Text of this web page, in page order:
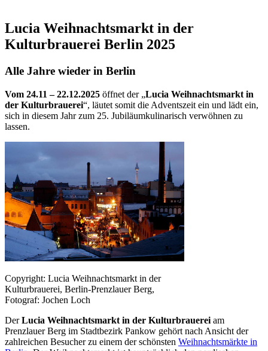
Lucia Weihnachtsmarkt in der
Kulturbrauerei Berlin 2025
Alle Jahre wieder in Berlin
Vom 24.11 – 22.12.2025 öffnet der „Lucia Weihnachtsmarkt in
der Kulturbrauerei“, läutet somit die Adventszeit ein und lädt ein,
sich in diesem Jahr zum 25. Jubiläumkulinarisch verwöhnen zu
lassen.
Copyright: Lucia Weihnachtsmarkt in der
Kulturbrauerei, Berlin-Prenzlauer Berg,
Fotograf: Jochen Loch
DerLucia Weihnachtsmarkt in der Kulturbrauerei am
Prenzlauer Berg im Stadtbezirk Pankow gehört nach Ansicht der
zahlreichen Besucher zu einem der schönsten Weihnachtsmärkte in